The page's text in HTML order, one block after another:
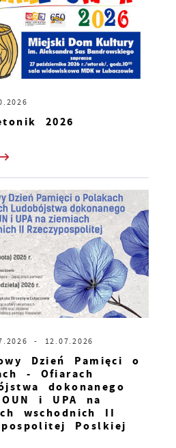
2026
- 12.07.2026
Dzień Pamięci o
- Ofiarach
dokonanego
i UPA na
wschodnich II
Poslkiej